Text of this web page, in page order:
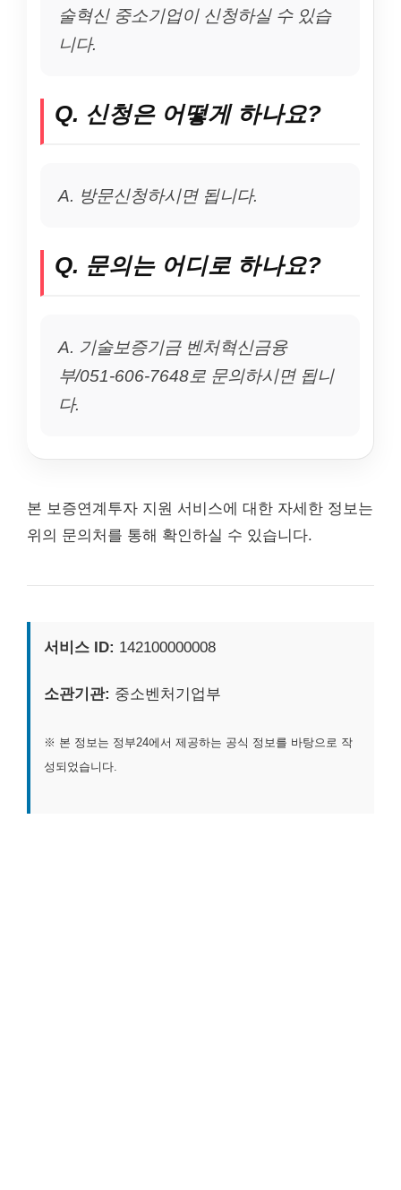
술혁신 중소기업이 신청하실 수 있습
니다.
Q. 신청은 어떻게 하나요?
A. 방문신청하시면 됩니다.
Q. 문의는 어디로 하나요?
A. 기술보증기금 벤처혁신금융
부/051-606-7648로 문의하시면 됩니
다.
본 보증연계투자 지원 서비스에 대한 자세한 정보는
위의 문의처를 통해 확인하실 수 있습니다.
서비스 ID: 142100000008
소관기관: 중소벤처기업부
※ 본 정보는 정부24에서 제공하는 공식 정보를 바탕으로 작
성되었습니다.